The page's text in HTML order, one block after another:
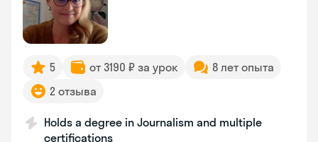
5 от 3190 ₽ за урок
8 лет опыта
2 отзыва
Holds a degree in Journalism and multiple
certifications